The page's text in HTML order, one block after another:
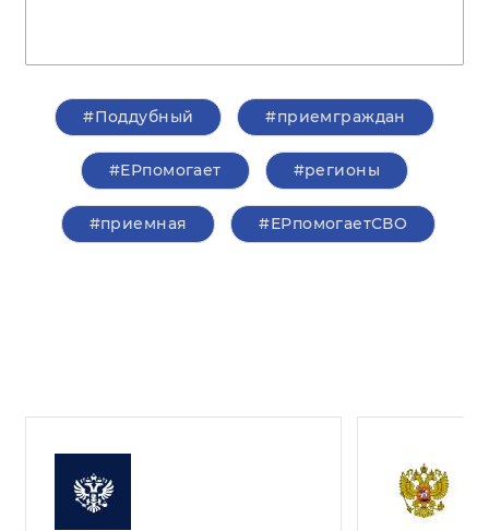
#Поддубный #приемграждан
#ЕРпомогает #регионы
#приемная #ЕРпомогаетСВО